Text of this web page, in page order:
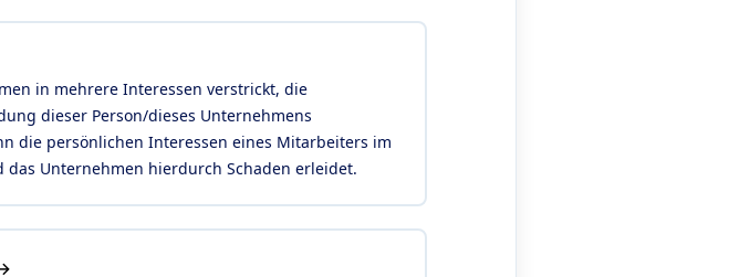
in mehrere Interessen verstrickt, die
dieser Person/dieses Unternehmens
die persönlichen Interessen eines Mitarbeiters im
Unternehmen hierdurch Schaden erleidet.